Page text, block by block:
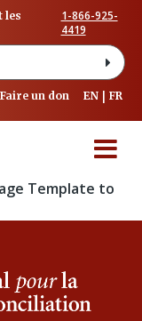
les
1-866-925-
4419
Faire un don EN FR
Template to